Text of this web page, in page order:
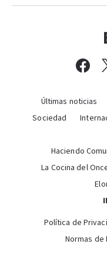
Últimas noticias
Sociedad
Haciendo
La Cocina del
Política de
Normas de